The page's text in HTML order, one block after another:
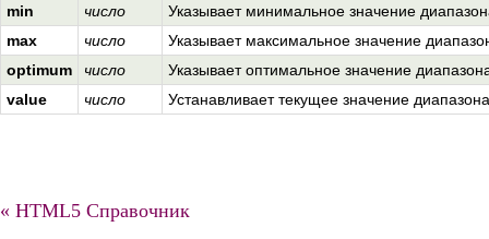
min
число
Указывает минимальное значение
max
число
Указывает максимальное значение
optimum
число
Указывает оптимальное значение
value
число Устанавливает текущее значение
« HTML5 Справочник